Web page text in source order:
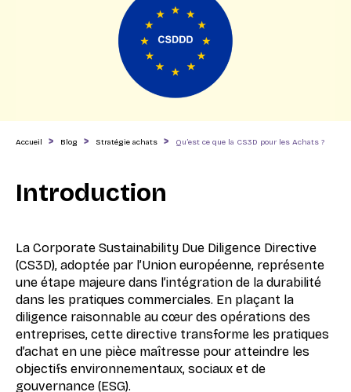
Accueil > Blog > Stratégie achats > Qu’est ce que la CS3D pour les Achats ?
Introduction
La Corporate Sustainability Due Diligence Directive
(CS3D), adoptée par l’Union européenne, représente
une étape majeure dans l’intégration de la durabilité
dans les pratiques commerciales. En plaçant la
diligence raisonnable au cœur des opérations des
entreprises, cette directive transforme les pratiques
d’achat en une pièce maîtresse pour atteindre les
objectifs environnementaux, sociaux et de
gouvernance (ESG).